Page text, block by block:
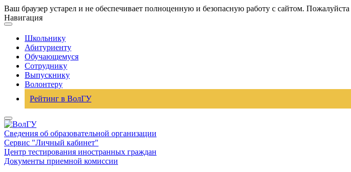
Ваш браузер устарел и не обеспечивает полноценную и безопасную работу с сайтом. Пожалуйста
Навигация
Школьнику
Абитуриенту
Обучающемуся
Сотруднику
Выпускнику
Волонтеру
Рейтинг в ВолГУ
Сведения об образовательной организации
Сервис "Личный кабинет"
Центр тестирования иностранных граждан
Документы приемной комиссии